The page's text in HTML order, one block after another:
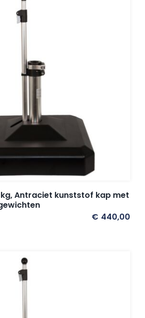
Antraciet kunststof kap met
€ 440,00